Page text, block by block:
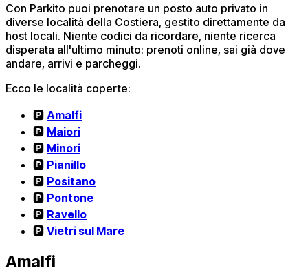
Con Parkito puoi prenotare un posto auto privato in
diverse località della Costiera, gestito direttamente da
host locali. Niente codici da ricordare, niente ricerca
disperata all'ultimo minuto: prenoti online, sai già dove
andare, arrivi e parcheggi.
Ecco le località coperte:
🅿️ Amalfi
🅿️ Maiori
🅿️ Minori
🅿️ Pianillo
🅿️ Positano
🅿️ Pontone
🅿️ Ravello
🅿️ Vietri sul Mare
Amalfi